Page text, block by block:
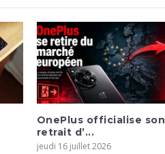
OnePlus officialise son
retrait d’...
jeudi 16 juillet 2026